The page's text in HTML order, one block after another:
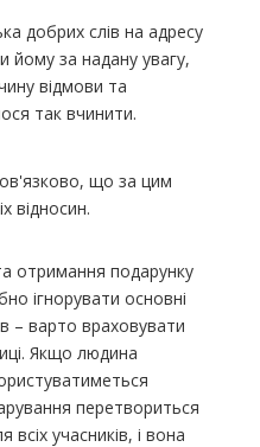
добрих слів на адресу
йому за надану увагу,
відмови та
так вчинити.
що за цим
відносин.
отримання подарунку
ігнорувати основні
– варто враховувати
Якщо людина
перетвориться
учасників, і вона